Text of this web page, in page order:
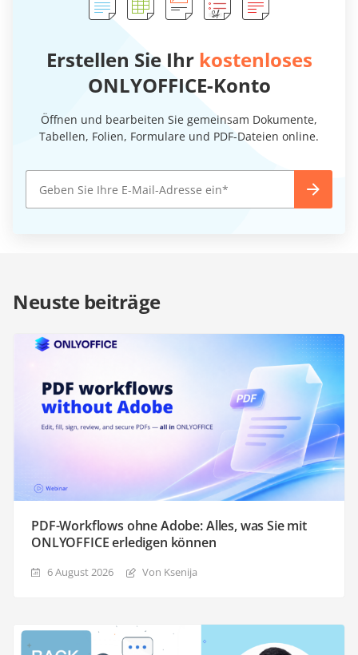
Erstellen Sie Ihr kostenloses
ONLYOFFICE-Konto
Öffnen und bearbeiten Sie gemeinsam Dokumente,
Tabellen, Folien, Formulare und PDF-Dateien online.
Neuste beiträge
PDF-Workflows ohne Adobe: Alles, was Sie mit
ONLYOFFICE erledigen können
6 August 2026 Von Ksenija